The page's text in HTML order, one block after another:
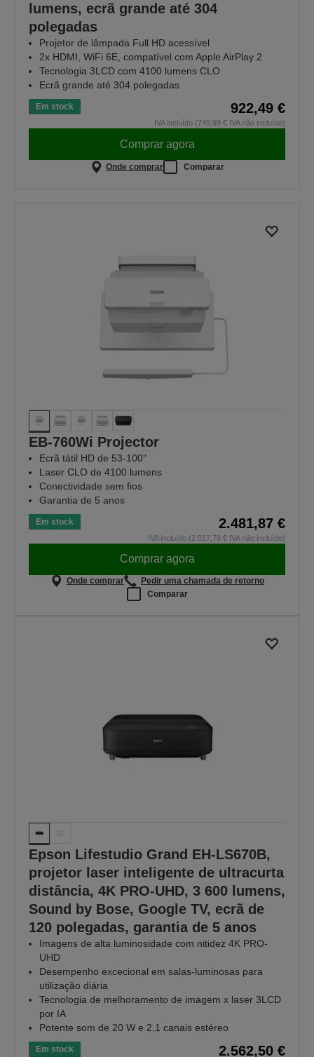
lumens, ecrã grande até 304
polegadas
Projetor de lâmpada Full HD acessível
2x HDMI, WiFi 6E, compatível com Apple AirPlay 2
Tecnologia 3LCD com 4100 lumens CLO
Ecrã grande até 304 polegadas
Em stock 922,49 €
IVA incluído (749,99 € IVA não incluído)
Comprar agora
Onde comprar Comparar
EB-760Wi Projector
Ecrã tátil HD de 53-100"
Laser CLO de 4100 lumens
Conectividade sem fios
Garantia de 5 anos
Em stock 2.481,87 €
IVA incluído (2.017,78 € IVA não incluído)
Comprar agora
Onde comprar
Pedir uma chamada de retorno
Comparar
Epson Lifestudio Grand EH-LS670B,
projetor laser inteligente de ultracurta
distância, 4K PRO-UHD, 3 600 lumens,
Sound by Bose, Google TV, ecrã de
120 polegadas, garantia de 5 anos
Imagens de alta luminosidade com nitidez 4K PRO-
UHD
Desempenho excecional em salas‑luminosas para
utilização diária
Tecnologia de melhoramento de imagem x laser 3LCD
por IA
Potente som de 20 W e 2,1 canais estéreo
Em stock 2.562,50 €